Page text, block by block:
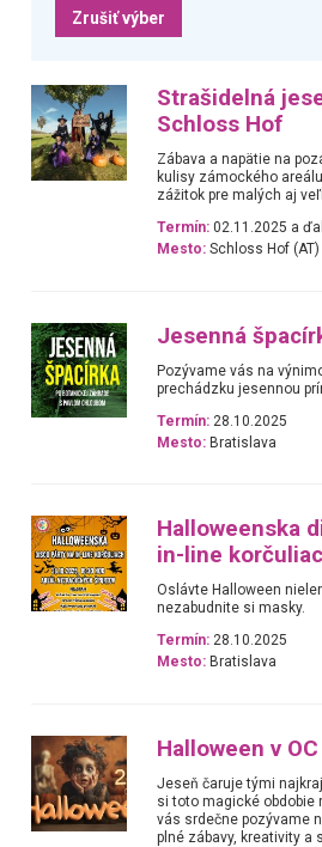
Zrušiť výber
Strašidelná
Schloss Hof
Zábava a napätie na
kulisy zámockého
zážitok pre malých aj
Termín: 02.11.2025 a
Mesto: Schloss Hof (AT)
Jesenná
Pozývame vás na
prechádzku jesennou
Termín: 28.10.2025
Mesto: Bratislava
Halloweenska
in-line
Oslávte Halloween
nezabudnite si masky.
Termín: 28.10.2025
Mesto: Bratislava
Halloween v
Jeseň čaruje tými
si toto magické obdobie
vás srdečne pozývame
plné zábavy, kreativity a